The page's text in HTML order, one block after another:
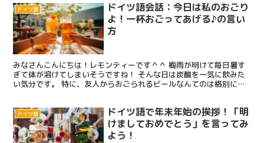
ドイツ語
ドイツ語会話：今日は私のおごり
よ！一杯おごってあげる♪の言い
方
みなさんこんにちは！レモンティーです＾＾ 梅雨が明けて毎日暑す
ぎて体が溶けてしまいそうですね！ そんな日は炭酸を一気に飲みた
い気分です。 特に、友人からおごられるビールなんてのは格別に美
ドイツ語
ドイツ語で年末年始の挨拶！「明
けましておめでとう」を言ってみ
よう！